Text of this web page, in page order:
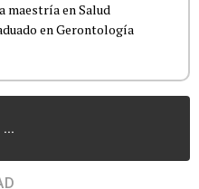
maestría en Salud
en Gerontología
...